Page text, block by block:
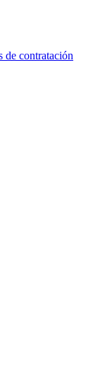
de contratación